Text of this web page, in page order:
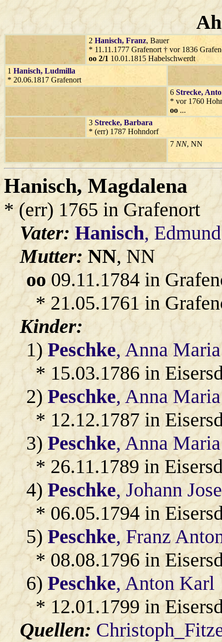
2 Hanisch, Franz, Bauer
* 11.11.1777 Grafenort † vor 1836
oo 2/1 10.01.1815 Habelschwerdt
1 Hanisch, Ludmilla
* 20.06.1817 Grafenort
6 Strecke,
* vor 1760
oo ...
3 Strecke, Barbara
* (err) 1787 Hohndorf
7 NN, NN
Hanisch, Magdalena
* (err) 1765 in Grafenort
Vater:Hanisch, Edmund
Mutter:NN, NN
oo09.11.1784 in
* 21.05.1761 in
Kinder:
1)Peschke, Anna
* 15.03.1786 in
2)Peschke, Anna
* 12.12.1787 in
3)Peschke, Anna
* 26.11.1789 in
4)Peschke, Johann
* 06.05.1794 in
5)Peschke, Franz
* 08.08.1796 in
6)Peschke, Anton Karl
* 12.01.1799 in
Quellen: